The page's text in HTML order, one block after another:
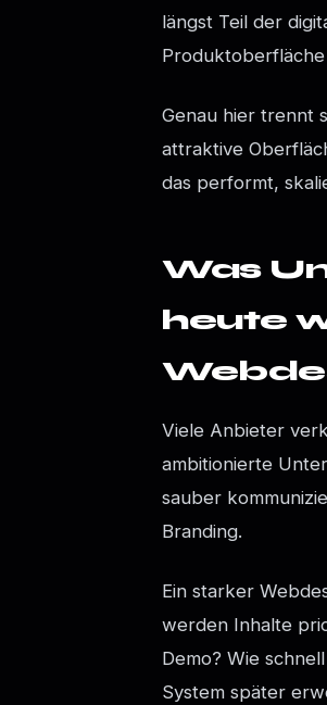
längst Teil der
Genau hier trennt
attraktive
das performt,
Was
heute
Viele Anbieter
ambitionierte
sauber
Branding.
Ein starker
werden Inhalte
Demo? Wie
System später